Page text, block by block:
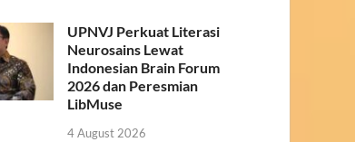
UPNVJ Perkuat Literasi
Neurosains Lewat
Indonesian Brain Forum
2026 dan Peresmian
LibMuse
4 August 2026